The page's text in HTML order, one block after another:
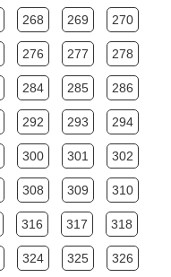
268 269 270
276 277 278
284 285 286
292 293 294
300 301 302
308 309 310
316 317 318
324 325 326